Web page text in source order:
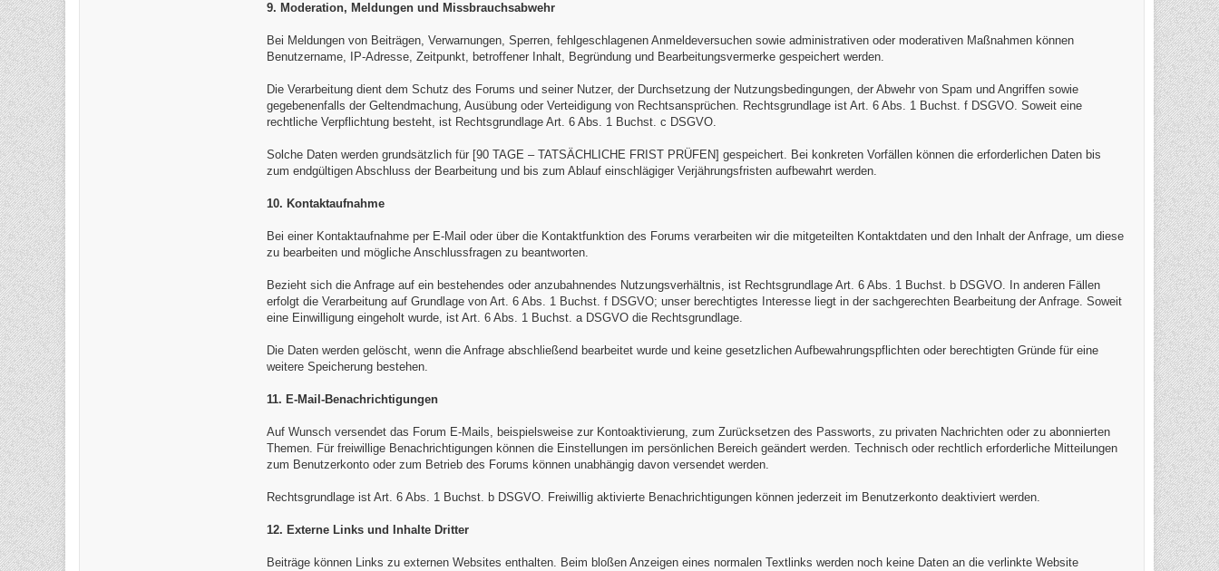
9. Moderation, Meldungen und Missbrauchsabwehr
Bei Meldungen von Beiträgen, Verwarnungen, Sperren, fehlgeschlagenen Anmeldeversuchen sowie administrativen oder moderativen Maßnahmen können
Benutzername, IP-Adresse, Zeitpunkt, betroffener Inhalt, Begründung und Bearbeitungsvermerke gespeichert werden.
Die Verarbeitung dient dem Schutz des Forums und seiner Nutzer, der Durchsetzung der Nutzungsbedingungen, der Abwehr von Spam und Angriffen sowie
gegebenenfalls der Geltendmachung, Ausübung oder Verteidigung von Rechtsansprüchen. Rechtsgrundlage ist Art. 6 Abs. 1 Buchst. f DSGVO. Soweit eine
rechtliche Verpflichtung besteht, ist Rechtsgrundlage Art. 6 Abs. 1 Buchst. c DSGVO.
Solche Daten werden grundsätzlich für [90 TAGE – TATSÄCHLICHE FRIST PRÜFEN] gespeichert. Bei konkreten Vorfällen können die erforderlichen Daten bis
zum endgültigen Abschluss der Bearbeitung und bis zum Ablauf einschlägiger Verjährungsfristen aufbewahrt werden.
10. Kontaktaufnahme
Bei einer Kontaktaufnahme per E-Mail oder über die Kontaktfunktion des Forums verarbeiten wir die mitgeteilten Kontaktdaten und den Inhalt der Anfrage, um diese
zu bearbeiten und mögliche Anschlussfragen zu beantworten.
Bezieht sich die Anfrage auf ein bestehendes oder anzubahnendes Nutzungsverhältnis, ist Rechtsgrundlage Art. 6 Abs. 1 Buchst. b DSGVO. In anderen Fällen
erfolgt die Verarbeitung auf Grundlage von Art. 6 Abs. 1 Buchst. f DSGVO; unser berechtigtes Interesse liegt in der sachgerechten Bearbeitung der Anfrage. Soweit
eine Einwilligung eingeholt wurde, ist Art. 6 Abs. 1 Buchst. a DSGVO die Rechtsgrundlage.
Die Daten werden gelöscht, wenn die Anfrage abschließend bearbeitet wurde und keine gesetzlichen Aufbewahrungspflichten oder berechtigten Gründe für eine
weitere Speicherung bestehen.
11. E-Mail-Benachrichtigungen
Auf Wunsch versendet das Forum E-Mails, beispielsweise zur Kontoaktivierung, zum Zurücksetzen des Passworts, zu privaten Nachrichten oder zu abonnierten
Themen. Für freiwillige Benachrichtigungen können die Einstellungen im persönlichen Bereich geändert werden. Technisch oder rechtlich erforderliche Mitteilungen
zum Benutzerkonto oder zum Betrieb des Forums können unabhängig davon versendet werden.
Rechtsgrundlage ist Art. 6 Abs. 1 Buchst. b DSGVO. Freiwillig aktivierte Benachrichtigungen können jederzeit im Benutzerkonto deaktiviert werden.
12. Externe Links und Inhalte Dritter
Beiträge können Links zu externen Websites enthalten. Beim bloßen Anzeigen eines normalen Textlinks werden noch keine Daten an die verlinkte Website